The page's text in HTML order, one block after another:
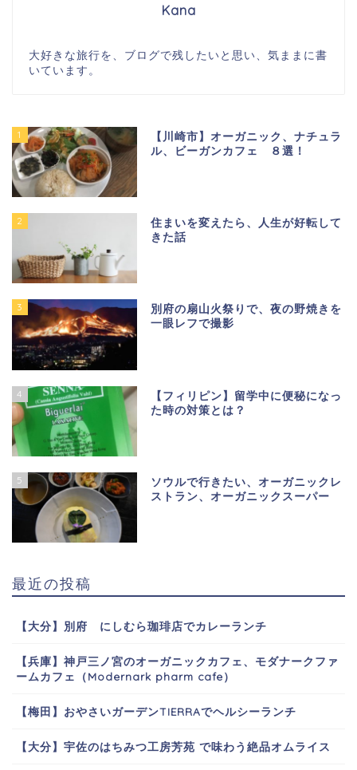
Kana
大好きな旅行を、ブログで残したいと思い、気ままに書
いています。
1
【川崎市】オーガニック、ナチュラ
ル、ビーガンカフェ ８選！
2
住まいを変えたら、人生が好転して
きた話
3
別府の扇山火祭りで、夜の野焼きを
一眼レフで撮影
4
【フィリピン】留学中に便秘になっ
た時の対策とは？
5
ソウルで行きたい、オーガニックレ
ストラン、オーガニックスーパー
最近の投稿
【大分】別府 にしむら珈琲店でカレーランチ
【兵庫】神戸三ノ宮のオーガニックカフェ、モダナークファ
ームカフェ（Modernark pharm cafe）
【梅田】おやさいガーデンTIERRAでヘルシーランチ
【大分】宇佐のはちみつ工房芳苑 で味わう絶品オムライス